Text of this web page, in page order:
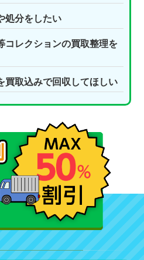
処分をしたい
コレクションの買取整理を
買取込みで回収してほしい